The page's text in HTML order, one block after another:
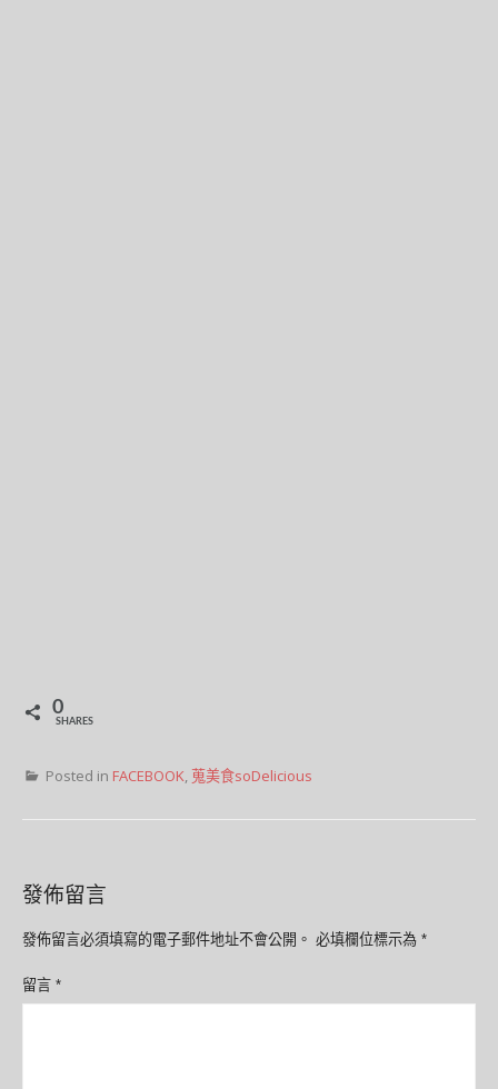
0
SHARES
Posted in FACEBOOK, 蒐美食soDelicious
發佈留言
發佈留言必須填寫的電子郵件地址不會公開。 必填欄位標示為 *
留言 *